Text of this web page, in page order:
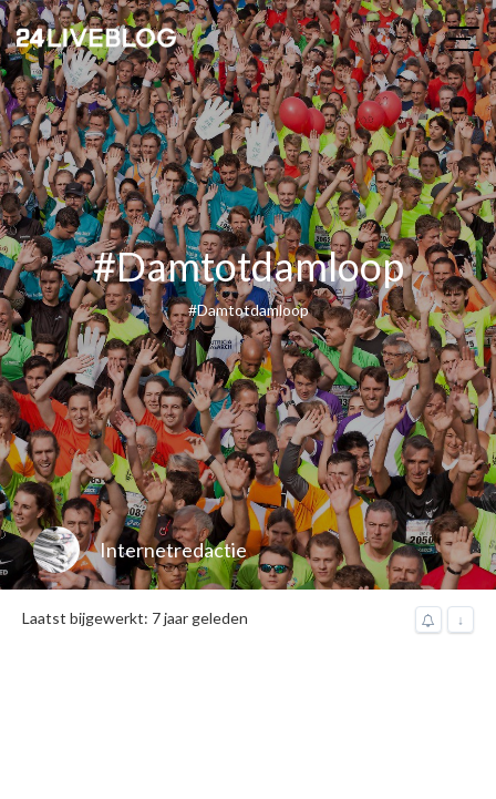
#Damtotdamloop
#Damtotdamloop
Internetredactie
Laatst bijgewerkt: 7 jaar geleden ↓